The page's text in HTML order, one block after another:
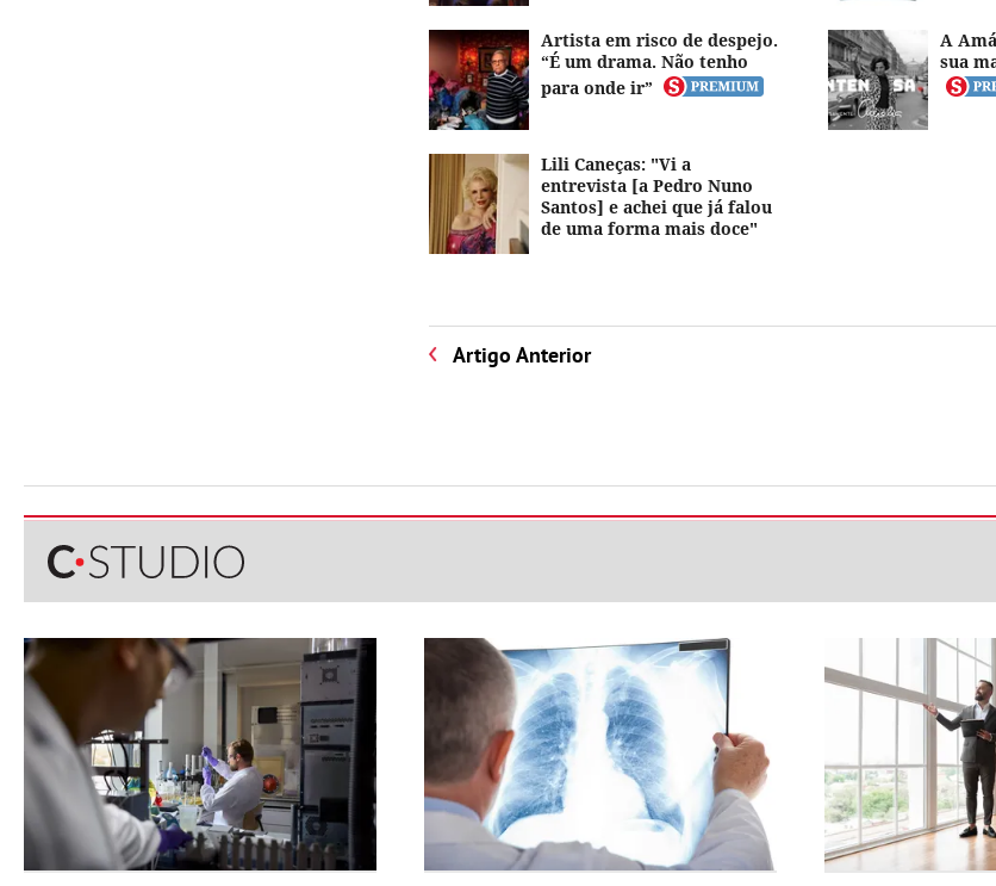
Artista em risco de despejo.
“É um drama. Não tenho
para onde ir”
A
sua
Lili Caneças: "Vi a
entrevista [a Pedro Nuno
Santos] e achei que já falou
de uma forma mais doce"
Artigo Anterior